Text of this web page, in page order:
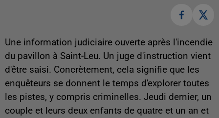
Une information judiciaire ouverte après l'incendie
du pavillon à Saint-Leu. Un juge d'instruction vient
d'être saisi. Concrètement, cela signifie que les
enquêteurs se donnent le temps d'explorer toutes
les pistes, y compris criminelles. Jeudi dernier, un
couple et leurs deux enfants de quatre et un an et